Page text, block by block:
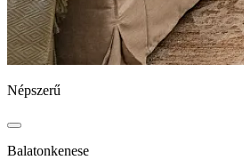
Népszerű
Balatonkenese